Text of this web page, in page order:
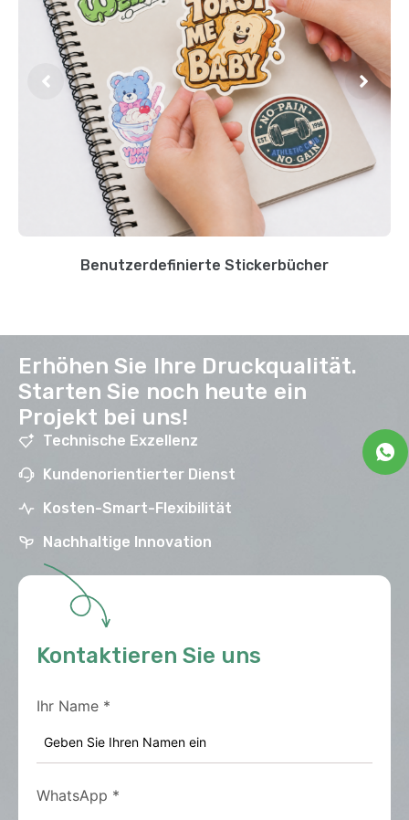
Benutzerdefinierte Stickerbücher
Erhöhen Sie Ihre Druckqualität.
Starten Sie noch heute ein
Projekt bei uns!
Technische Exzellenz
Kundenorientierter Dienst
Kosten-Smart-Flexibilität
Nachhaltige Innovation
Kontaktieren Sie uns
Ihr Name *
WhatsApp *